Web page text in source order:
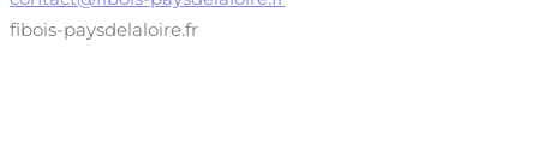
fibois-paysdelaloire.fr